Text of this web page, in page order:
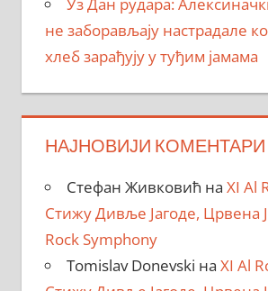
Уз Дан рудара:
не заборављају настрадале
хлеб зарађују у туђим јамама
НАЈНОВИЈИ КОМЕНТАРИ
Стефан Живковић на XI Al
Стижу Дивље Јагоде, Црвена
Rock Symphony
Tomislav Donevski на XI Al